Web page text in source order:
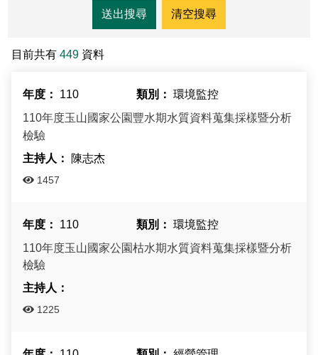
南安遊客中心
線上預約
線上預約申請
登高登頂紀念證書申辦
入園線上申請
黑熊骨骼標本特展
路死動物調查
委辦成果報告
採集證申請
生物多樣性平台
野生動物通報
處長簡介
預決算及會計報告
通盤檢討
請願及訴願
建築執照申請進度與缺失查詢
建築物公共安全申報案件即時進度查詢
檔案應用專區
線上檔案展
檔案應用活動
線上玉山
民眾申辦服務
한국어
Bahasa Melayu
Tiếng Việt
Taglog
Bahasa indonesia
Deutsche
Français
網站導覽 雙語詞彙
Facebook
目前共有 449 資料
110
環境監控
110年度玉山國家公園豐水期水質資料蒐集採樣暨分析
檢驗
陳志杰
1457
110
環境監控
110年度玉山國家公園枯水期水質資料蒐集採樣暨分析
檢驗
1225